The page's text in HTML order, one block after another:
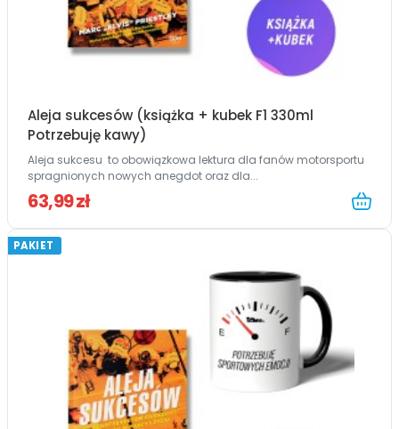
Aleja sukcesów (książka + kubek F1 330ml
Potrzebuję kawy)
Aleja sukcesu to obowiązkowa lektura dla fanów motorsportu
spragnionych nowych anegdot oraz dla...
63,99 zł
PAKIET